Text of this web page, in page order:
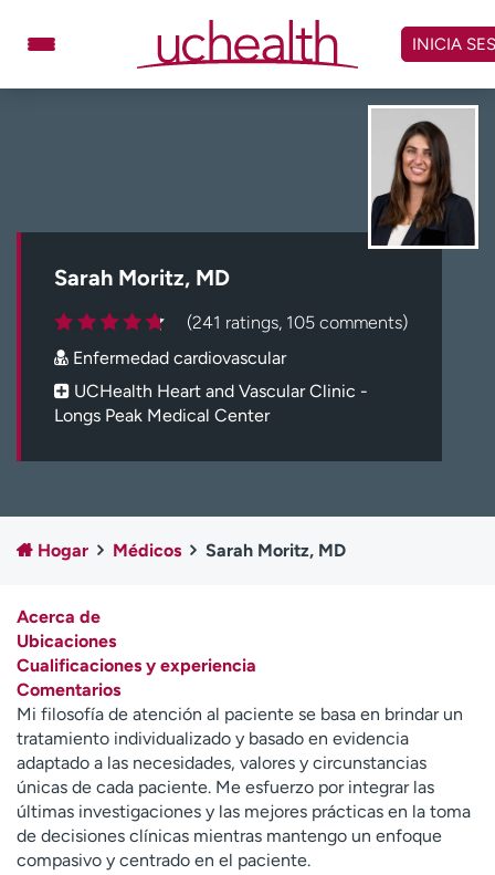
contenido
Carreras
Inicie sesión en My Health Connection
Acerca de UCHealth
Clases y eventos
Empleados
Profesionales
Contáctenos
A
y
ú
d
a
m
e
a
INICIA
Sarah Moritz, MD
(241 ratings, 105 comments)
Enfermedad cardiovascular
UCHealth Heart and Vascular Clinic -
Longs Peak Medical Center
Hogar Médicos Sarah Moritz, MD
Acerca de
Ubicaciones
Cualificaciones y experiencia
Comentarios
Mi filosofía de atención al paciente se basa en brindar un
tratamiento individualizado y basado en evidencia
adaptado a las necesidades, valores y circunstancias
únicas de cada paciente. Me esfuerzo por integrar las
últimas investigaciones y las mejores prácticas en la toma
de decisiones clínicas mientras mantengo un enfoque
compasivo y centrado en el paciente.